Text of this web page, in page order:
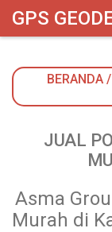
google-site-
GPS
BERANDA/
JUAL
Asma
Murah di